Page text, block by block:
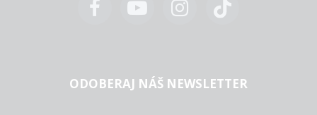
ODOBERAJ NÁŠ NEWSLETTER